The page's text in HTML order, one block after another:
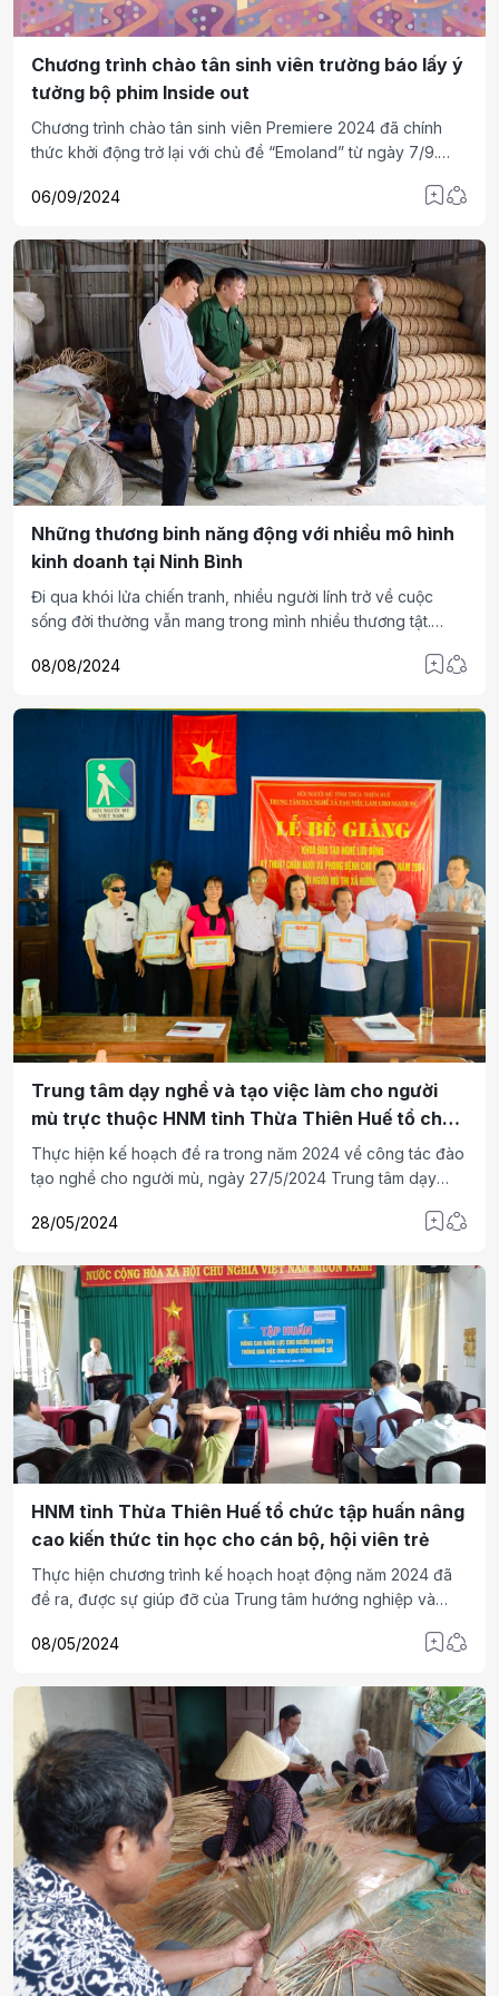
Chương trình chào tân sinh viên trường báo lấy ý
tưởng bộ phim Inside out
Chương trình chào tân sinh viên Premiere 2024 đã chính
thức khởi động trở lại với chủ đề “Emoland” từ ngày 7/9.
bỏ lỡ tại trường báo, hứa hẹn đem đến nhiều bất ngờ và thú
06/09/2024
Những thương binh năng động với nhiều mô hình
kinh doanh tại Ninh Bình
Đi qua khói lửa chiến tranh, nhiều người lính trở về cuộc
sống đời thường vẫn mang trong mình nhiều thương tật.
chất Bộ đội Cụ Hồ, năng động phát triển kinh tế, góp phần
08/08/2024
Trung tâm dạy nghề và tạo việc làm cho người
mù trực thuộc HNM tỉnh Thừa Thiên Huế tổ chức
bế giảng các lớp dạy nghề năm 2024
Thực hiện kế hoạch đề ra trong năm 2024 về công tác đào
tạo nghề cho người mù, ngày 27/5/2024 Trung tâm dạy
(HNM) tỉnh Thừa Thiên Huế đã tổ chức lễ bế giảng lớp dạy
hội viên hội người mù thị xã Hương Thủy.
28/05/2024
HNM tỉnh Thừa Thiên Huế tổ chức tập huấn nâng
cao kiến thức tin học cho cán bộ, hội viên trẻ
Thực hiện chương trình kế hoạch hoạt động năm 2024 đã
đề ra, được sự giúp đỡ của Trung tâm hướng nghiệp và
6/5/2024, Trung tâm dạy nghề và tạo việc làm cho người
tập huấn cập nhật và nâng cao kiến thức tin học cho 15 cán
bộ, hội viên trẻ trên địa bàn.
08/05/2024